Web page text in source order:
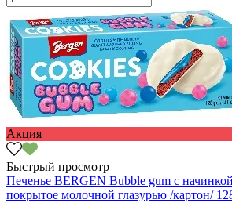
Акция
Быстрый просмотр
Печенье BERGEN Bubble gum с
покрытое молочной глазурью /картон/